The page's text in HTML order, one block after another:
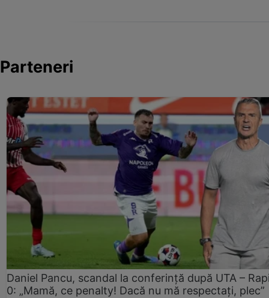
Parteneri
Daniel Pancu, scandal la conferință după UTA –
0: „Mamă, ce penalty! Dacă nu mă respectați, plec”